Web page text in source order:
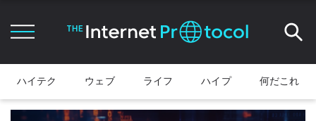
ハイテク ウェブ ライフ ハイプ 何だこれ